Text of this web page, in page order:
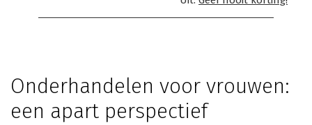
Onderhandelen voor vrouwen:
een apart perspectief